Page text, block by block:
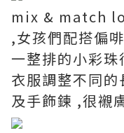
mix & match
,女孩們配搭偏
一整排的小彩
衣服調整不同
及手飾鍊 ,很襯